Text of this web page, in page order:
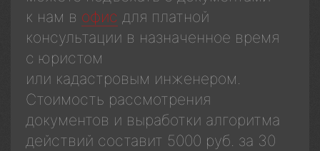
к нам в офис для платной
консультации в назначенное время
с юристом
или кадастровым инженером.
Стоимость рассмотрения
документов и выработки алгоритма
действий составит 5000 руб. за 30